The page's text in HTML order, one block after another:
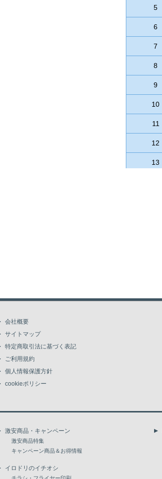
5
6
7
8
9
10
11
12
13
20
26
27
会社概要
サイトマップ
特定商取引法に基づく表記
ご利用規約
個人情報保護方針
cookieポリシー
激安商品・キャンペーン
激安商品特集
キャンペーン商品＆お得情報
イロドリのイチオシ